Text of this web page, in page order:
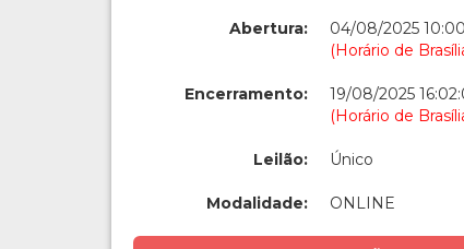
Abertura:
04/08/2025
(Horário de
Encerramento:
19/08/2025
(Horário de
Leilão: Único
Modalidade: ONLINE